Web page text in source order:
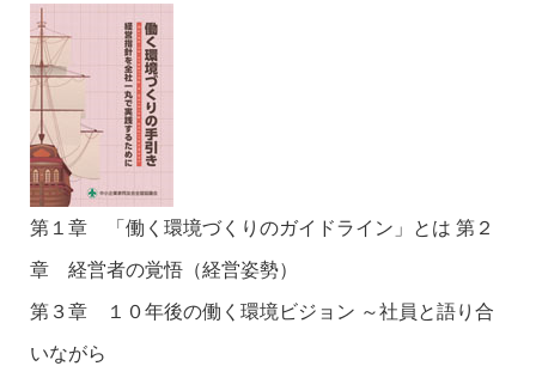
第１章 「働く環境づくりのガイドライン」とは 第２
章 経営者の覚悟（経営姿勢）
第３章 １０年後の働く環境ビジョン ～社員と語り合
いながら